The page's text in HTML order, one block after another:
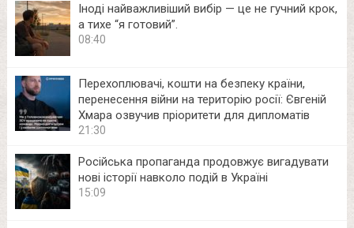
Іноді найважливіший вибір — це не гучний крок,
а тихе “я готовий”.
08:40
Перехоплювачі, кошти на безпеку країни,
перенесення війни на територію росії: Євгеній
Хмара озвучив пріоритети для дипломатів
21:30
Російська пропаганда продовжує вигадувати
нові історії навколо подій в Україні
15:09